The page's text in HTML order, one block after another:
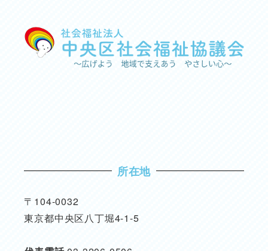
所在地
〒104-0032
東京都中央区八丁堀4-1-5